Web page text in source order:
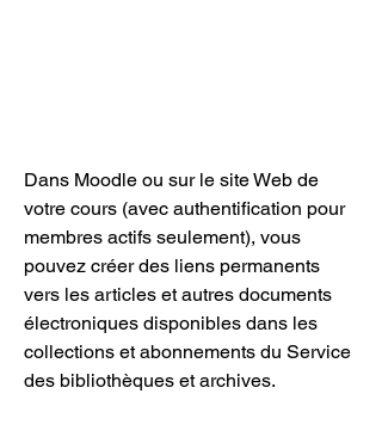
Dans Moodle ou sur le site Web de
votre cours (avec authentification pour
membres actifs seulement), vous
pouvez créer des liens permanents
vers les articles et autres documents
électroniques disponibles dans les
collections et abonnements du Service
des bibliothèques et archives.